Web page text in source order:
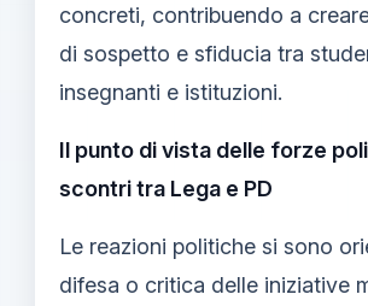
concreti, contribuendo a
di sospetto e sfiducia tra
insegnanti e istituzioni.
Il punto di vista delle forze
scontri tra Lega e PD
Le reazioni politiche si sono
difesa o critica delle iniziative